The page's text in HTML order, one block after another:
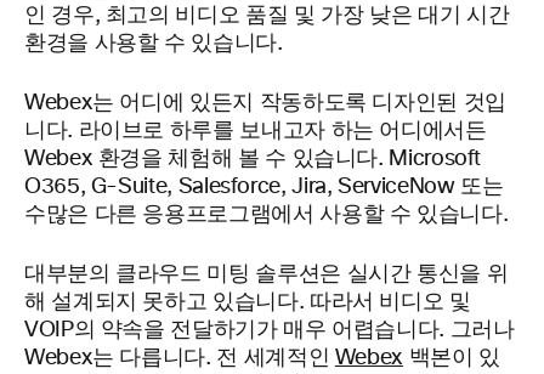
인 경우, 최고의 비디오 품질 및 가장 낮은 대기 시간
환경을 사용할 수 있습니다.
Webex는 어디에 있든지 작동하도록 디자인된 것입
니다. 라이브로 하루를 보내고자 하는 어디에서든
Webex 환경을 체험해 볼 수 있습니다. Microsoft
O365, G-Suite, Salesforce, Jira, ServiceNow 또는
수많은 다른 응용프로그램에서 사용할 수 있습니다.
대부분의 클라우드 미팅 솔루션은 실시간 통신을 위
해 설계되지 못하고 있습니다. 따라서 비디오 및
VOIP의 약속을 전달하기가 매우 어렵습니다. 그러나
Webex는 다릅니다. 전 세계적인 Webex 백본이 있